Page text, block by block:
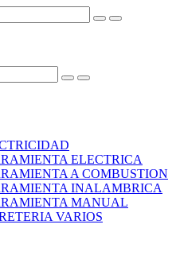
ELECTRICA
A COMBUSTION
INALAMBRICA
MANUAL
VARIOS